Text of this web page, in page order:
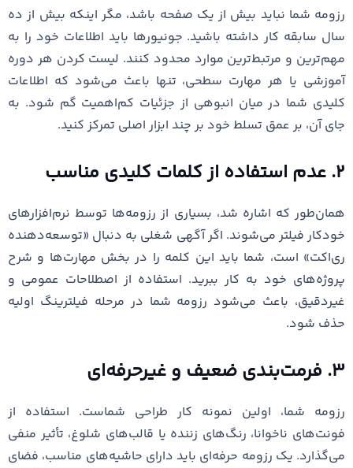
رزومه شما نباید بیش از یک صفحه باشد، مگر اینکه بیش از ده
سال سابقه کار داشته باشید. جونیورها باید اطلاعات خود را به
مهم‌ترین و مرتبط‌ترین موارد محدود کنند. لیست کردن هر دوره
آموزشی یا هر مهارت سطحی، تنها باعث می‌شود که اطلاعات
کلیدی شما در میان انبوهی از جزئیات کم‌اهمیت گم شود. به
جای آن، بر عمق تسلط خود بر چند ابزار اصلی تمرکز کنید.
۲. عدم استفاده از کلمات کلیدی مناسب
همان‌طور که اشاره شد، بسیاری از رزومه‌ها توسط نرم‌افزارهای
خودکار فیلتر می‌شوند. اگر آگهی شغلی به دنبال «توسعه‌دهنده
ری‌اکت» است، شما باید این کلمه را در بخش مهارت‌ها و شرح
پروژه‌های خود به کار ببرید. استفاده از اصطلاحات عمومی و
غیردقیق، باعث می‌شود رزومه شما در مرحله فیلترینگ اولیه
حذف شود.
۳. فرمت‌بندی ضعیف و غیرحرفه‌ای
رزومه شما، اولین نمونه کار طراحی شماست. استفاده از
فونت‌های ناخوانا، رنگ‌های زننده یا قالب‌های شلوغ، تأثیر منفی
می‌گذارد. یک رزومه حرفه‌ای باید دارای حاشیه‌های مناسب، فضای